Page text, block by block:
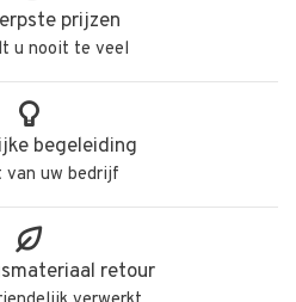
prijzen
u nooit te veel
begeleiding
van uw bedrijf
retour